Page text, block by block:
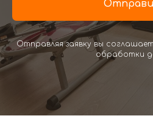
Отправляя заявку вы
обработки